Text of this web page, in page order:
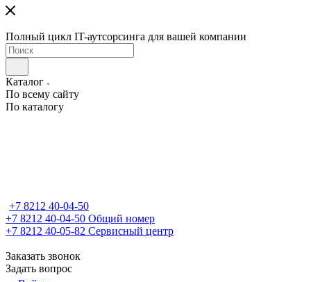
Полный цикл IT-аутсорсинга для вашей компании
Каталог
По всему сайту
По каталогу
+7 8212 40-04-50
+7 8212 40-04-50 Общий номер
+7 8212 40-05-82 Сервисный центр
Заказать звонок
Задать вопрос